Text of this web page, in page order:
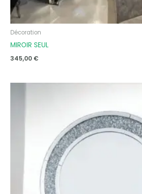
Décoration
MIROIR SEUL
345,00 €